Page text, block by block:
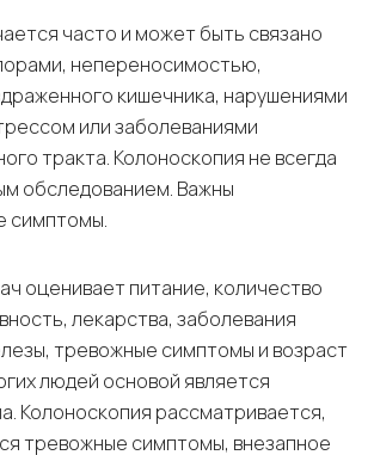
часто и может быть связано
непереносимостью,
кишечника, нарушениями
или заболеваниями
тракта. Колоноскопия не всегда
обследованием. Важны
симптомы.
оценивает питание, количество
лекарства, заболевания
тревожные симптомы и возраст
людей основой является
Колоноскопия рассматривается,
тревожные симптомы, внезапное